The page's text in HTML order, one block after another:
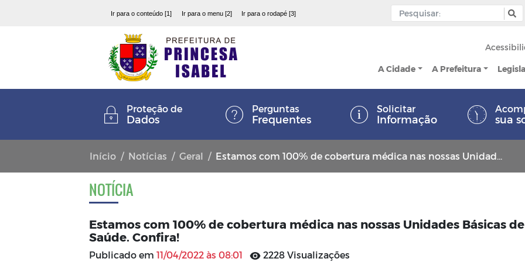
Ir para o conteúdo [1] Ir para o menu [2] Ir para o rodapé [3]
A Cidade A Prefeitura
Proteção de
Dados
Perguntas
Frequentes
Solicitar
Informação sua
Início Notícias Geral Estamos com 100% de cobertura médica nas nossas Unidades Básicas de Saúde. Confira!
NOTÍCIA
Estamos com 100% de cobertura médica nas nossas Unidades Básicas de
Saúde. Confira!
Publicado em 11/04/2022 às 08:01 2228 Visualizações